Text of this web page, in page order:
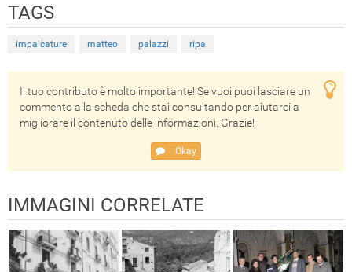
TAGS
impalcature matteo palazzi ripa
Il tuo contributo è molto importante! Se vuoi puoi lasciare un
commento alla scheda che stai consultando per aiutarci a
migliorare il contenuto delle informazioni. Grazie!
Okay
IMMAGINI CORRELATE